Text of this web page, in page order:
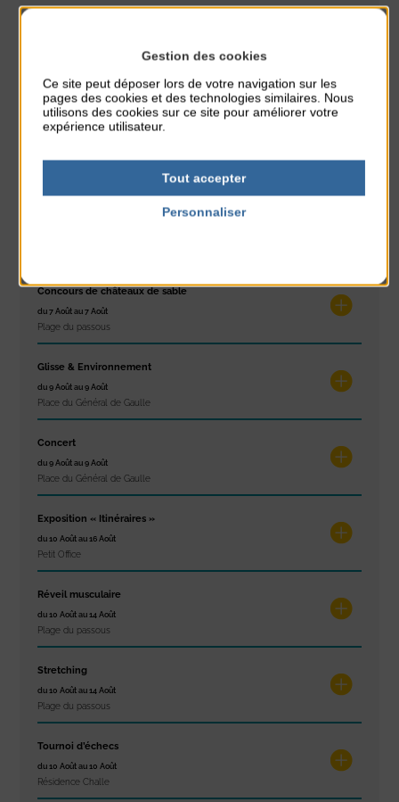
À noter aussi
du 3 Août au 7 Août
Concours de châteaux de sable
du 7 Août au 7 Août
Plage du passous
Glisse & Environnement
du 9 Août au 9 Août
Place du Général de Gaulle
Concert
du 9 Août au 9 Août
Place du Général de Gaulle
Exposition « Itinéraires »
du 10 Août au 16 Août
Petit Office
Réveil musculaire
du 10 Août au 14 Août
Plage du passous
Stretching
du 10 Août au 14 Août
Plage du passous
Tournoi d’échecs
du 10 Août au 10 Août
Résidence Challe
Gestion des cookies
Ce site peut déposer lors de votre navigation sur les
pages des cookies et des technologies similaires. Nous
utilisons des cookies sur ce site pour améliorer votre
expérience utilisateur.
Tout accepter
Personnaliser